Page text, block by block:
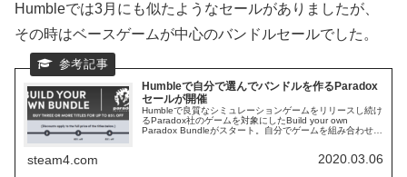
Humbleでは3月にも似たようなセールがありましたが、
その時はベースゲームが中心のバンドルセールでした。
Humbleで自分で選んでバンドルを作るParadox
セールが開催
Humbleで良質なシミュレーションゲームをリリースし続け
るParadox社のゲームを対象にしたBuild your own
Paradox Bundleがスタート。自分でゲームを組み合わせて
steam4.com 2020.03.06